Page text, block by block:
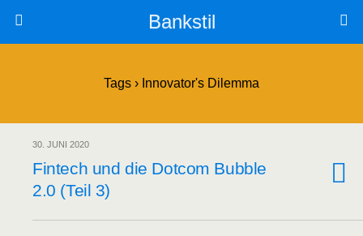
Bankstil
Tags › Innovator's Dilemma
30. JUNI 2020
Fin­tech und die Dot­com Bubble
2.0 (Teil 3)